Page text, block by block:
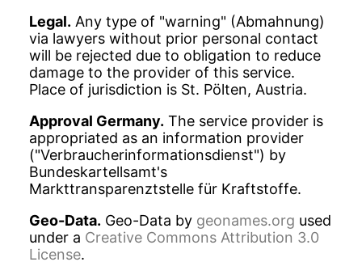
Legal. Any type of "warning" (Abmahnung)
via lawyers without prior personal contact
will be rejected due to obligation to reduce
damage to the provider of this service.
Place of jurisdiction is St. Pölten, Austria.
Approval Germany. The service provider is
appropriated as an information provider
("Verbraucherinformationsdienst") by
Bundeskartellsamt's
Markttransparenztstelle für Kraftstoffe.
Geo-Data. Geo-Data by geonames.org used
under a Creative Commons Attribution 3.0
License.